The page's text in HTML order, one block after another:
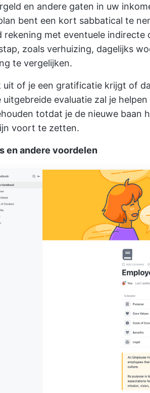
en andere gaten in uw
bent een kort sabbatical te
rekening met eventuele
zoals verhuizing, dagelijks
te vergelijken.
uit of je een gratificatie krijgt of
uitgebreide evaluatie zal je
totdat je de nieuwe baan
voort te zetten.
en andere voordelen